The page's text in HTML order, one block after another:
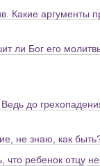
Какие аргументы
ли Бог его
до
не знаю, как
ребенок отцу